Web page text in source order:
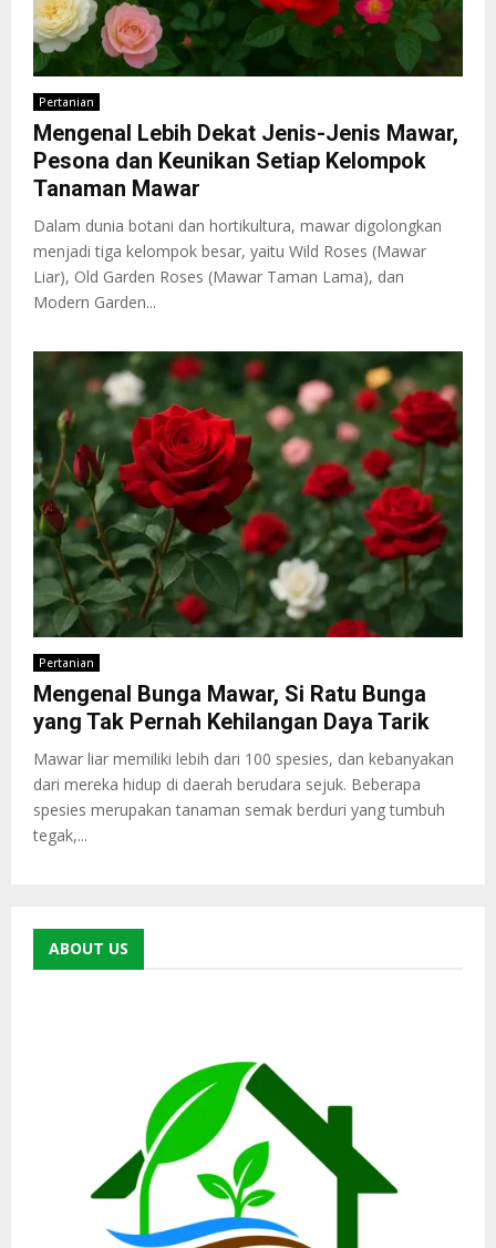
Pertanian
Mengenal Lebih Dekat Jenis-Jenis Mawar,
Pesona dan Keunikan Setiap Kelompok
Tanaman Mawar
Dalam dunia botani dan hortikultura, mawar digolongkan
menjadi tiga kelompok besar, yaitu Wild Roses (Mawar
Liar), Old Garden Roses (Mawar Taman Lama), dan
Modern Garden...
Pertanian
Mengenal Bunga Mawar, Si Ratu Bunga
yang Tak Pernah Kehilangan Daya Tarik
Mawar liar memiliki lebih dari 100 spesies, dan kebanyakan
dari mereka hidup di daerah berudara sejuk. Beberapa
spesies merupakan tanaman semak berduri yang tumbuh
tegak,...
ABOUT US